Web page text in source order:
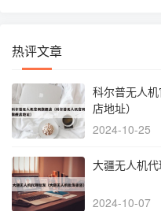
热评文章
科尔普无人
店地址）
2024-10-25
大疆无人机代
2024-10-07